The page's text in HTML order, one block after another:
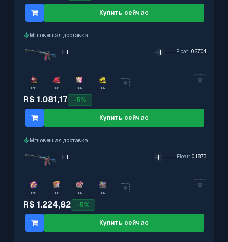
Купить сейчас
Мгновенная доставка
R$ 1.081,17 -5%
FT Float: 0.2704
0% 0% 0% 0%
Купить сейчас
Мгновенная доставка
R$ 1.224,82 -5%
FT Float: 0.1873
0% 0% 0% 0%
Купить сейчас